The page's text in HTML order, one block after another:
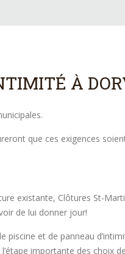
À
que ces exigences
existante, Clôtures St-
de lui donner jour!
et de panneau
importante des choix